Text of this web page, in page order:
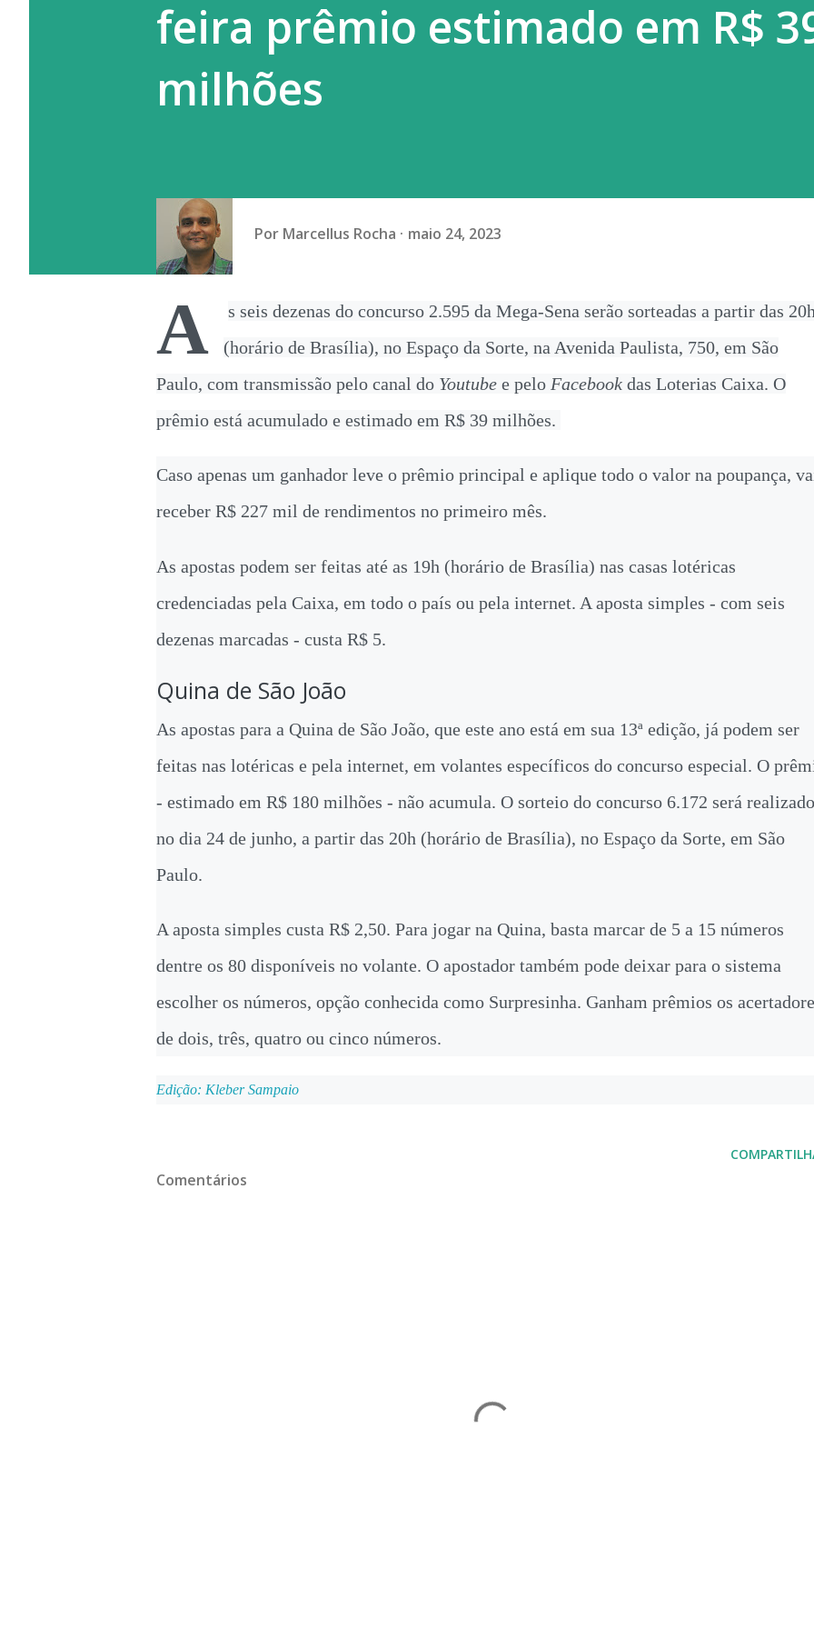
endêmica do vírus, casos importados e surtos localizados continuam
sendo registrad...
feira prêmio estimado em R$
milhões
Por Marcellus Rocha maio 24, 2023
A
s seis dezenas do concurso 2.595 da Mega-Sena serão sorteadas a partir das
(horário de Brasília), no Espaço da Sorte, na Avenida Paulista, 750, em São
Paulo, com transmissão pelo canal do Youtube e pelo Facebook das Loterias Caixa. O
prêmio está acumulado e estimado em R$ 39 milhões.
Caso apenas um ganhador leve o prêmio principal e aplique todo o valor na poupança,
receber R$ 227 mil de rendimentos no primeiro mês.
As apostas podem ser feitas até as 19h (horário de Brasília) nas casas lotéricas
credenciadas pela Caixa, em todo o país ou pela internet. A aposta simples - com seis
dezenas marcadas - custa R$ 5.
Quina de São João
As apostas para a Quina de São João, que este ano está em sua 13ª edição, já podem ser
feitas nas lotéricas e pela internet, em volantes específicos do concurso especial. O
- estimado em R$ 180 milhões - não acumula. O sorteio do concurso 6.172 será realizado
no dia 24 de junho, a partir das 20h (horário de Brasília), no Espaço da Sorte, em São
Paulo.
A aposta simples custa R$ 2,50. Para jogar na Quina, basta marcar de 5 a 15 números
dentre os 80 disponíveis no volante. O apostador também pode deixar para o sistema
escolher os números, opção conhecida como Surpresinha. Ganham prêmios os
de dois, três, quatro ou cinco números.
Edição: Kleber Sampaio
Comentários